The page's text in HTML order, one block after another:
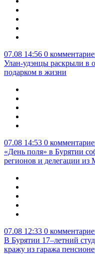
07.08 14:56 0
Улан-удэнцы раскрыли в
подарком в жизни
07.08 14:53 0
«День поля» в Бурятии
регионов и делегации
07.08 12:33 0
В Бурятии 17–летний
кражу из гаража